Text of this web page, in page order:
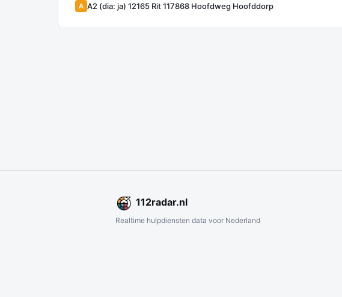
A A2 (dia: ja) 12165 Rit 117868 Hoofdweg Hoofddorp
112radar.nl
Realtime hulpdiensten data voor Nederland